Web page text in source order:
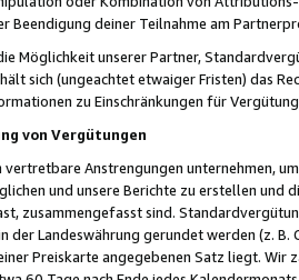
Beendigung deiner Teilnahme am
Möglichkeit unserer Partner,
sich (ungeachtet etwaiger Fristen) das
zu Einschränkungen für
von Vergütungen
Anstrengungen unternehmen,
und unsere Berichte zu erstellen und
zusammengefasst sind.
der Landeswährung gerundet werden (z.
Preiskarte angegebenen Satz liegt.